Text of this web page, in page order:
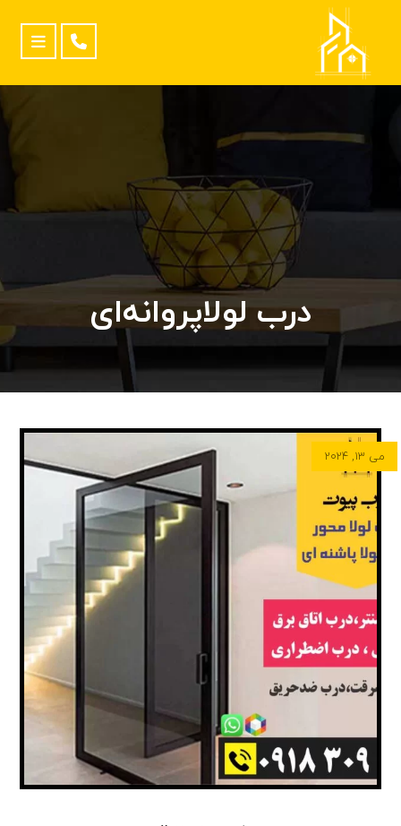
درب لولاپروانه‌ای
می ۱۳, ۲۰۲۴